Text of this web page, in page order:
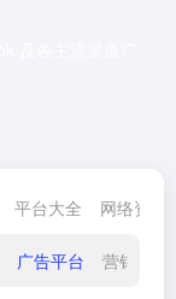
平台大全 网络资源
广告平台 营销推广